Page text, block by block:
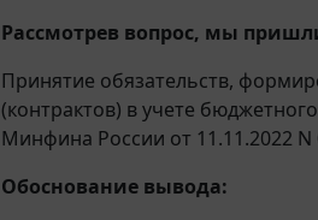
Рассмотрев вопрос, мы
Принятие обязательств,
(контрактов) в учете
Минфина России от 11.11.2022 N
Обоснование вывода: